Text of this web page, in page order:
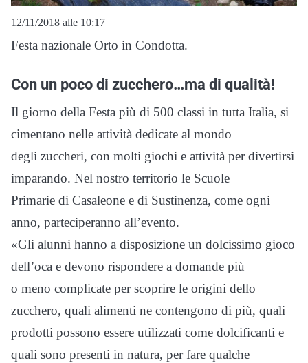
12/11/2018 alle 10:17
Festa nazionale Orto in Condotta.
Con un poco di zucchero…ma di qualità!
Il giorno della Festa più di 500 classi in tutta Italia, si
cimentano nelle attività dedicate al mondo
degli zuccheri, con molti giochi e attività per divertirsi
imparando. Nel nostro territorio le Scuole
Primarie di Casaleone e di Sustinenza, come ogni
anno, parteciperanno all’evento.
«Gli alunni hanno a disposizione un dolcissimo gioco
dell’oca e devono rispondere a domande più
o meno complicate per scoprire le origini dello
zucchero, quali alimenti ne contengono di più, quali
prodotti possono essere utilizzati come dolcificanti e
quali sono presenti in natura, per fare qualche